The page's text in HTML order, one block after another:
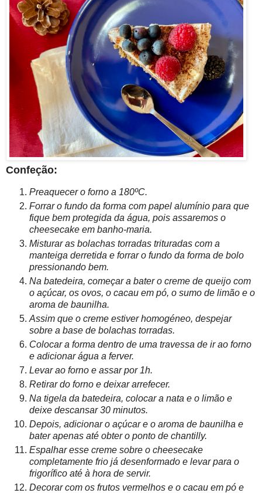
Confeção:
Preaquecer o forno a 180ºC.
Forrar o fundo da forma com papel alumínio para que
fique bem protegida da água, pois assaremos o
cheesecake em banho-maria.
Misturar as bolachas torradas trituradas com a
manteiga derretida e forrar o fundo da forma de bolo
pressionando bem.
Na batedeira, começar a bater o creme de queijo com
o açúcar, os ovos, o cacau em pó, o sumo de limão e o
aroma de baunilha.
Assim que o creme estiver homogéneo, despejar
sobre a base de bolachas torradas.
Colocar a forma dentro de uma travessa de ir ao forno
e adicionar água a ferver.
Levar ao forno e assar por 1h.
Retirar do forno e deixar arrefecer.
Na tigela da batedeira, colocar a nata e o limão e
deixe descansar 30 minutos.
Depois, adicionar o açúcar e o aroma de baunilha e
bater apenas até obter o ponto de chantilly.
Espalhar esse creme sobre o cheesecake
completamente frio já desenformado e levar para o
frigorífico até à hora de servir.
Decorar com os frutos vermelhos e o cacau em pó e